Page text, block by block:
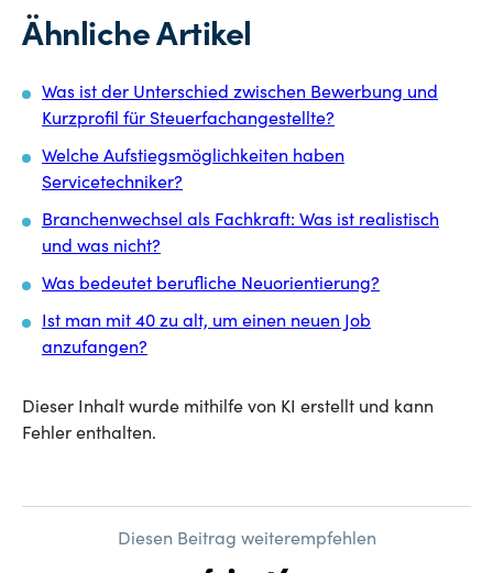
Ähnliche Artikel
Was ist der Unterschied zwischen Bewerbung und
Kurzprofil für Steuerfachangestellte?
Welche Aufstiegsmöglichkeiten haben
Servicetechniker?
Branchenwechsel als Fachkraft: Was ist realistisch
und was nicht?
Was bedeutet berufliche Neuorientierung?
Ist man mit 40 zu alt, um einen neuen Job
anzufangen?
Dieser Inhalt wurde mithilfe von KI erstellt und kann
Fehler enthalten.
Diesen Beitrag weiterempfehlen